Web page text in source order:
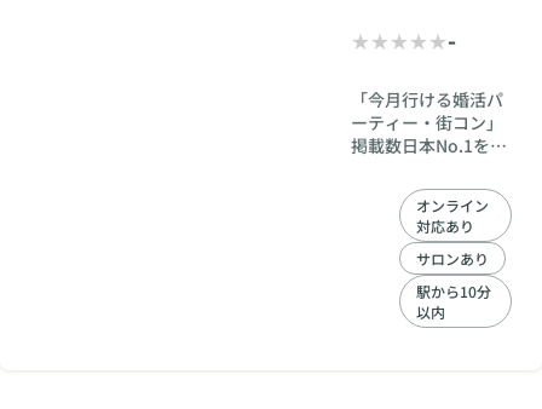
い思いをさせない、
むしろ愛犬が幸せを
めませんか？
-
「今月行ける婚活パ
ーティー・街コン」
掲載数日本No.1を誇
情報サイト「オミカ
レ」が運営 累計500
万人以上の出会いを
作り出す
オンライン
対応あり
サロンあり
駅から10分
以内